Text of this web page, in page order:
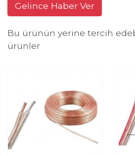
Gelince Haber Ver
Bu ürünün yerine tercih
ürünler